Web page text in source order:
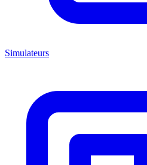
Simulateurs